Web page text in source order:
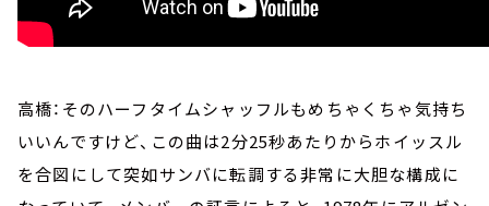
高橋：そのハーフタイムシャッフルもめちゃくちゃ気持ち
いいんですけど、この曲は2分25秒あたりからホイッスル
を合図にして突如サンバに転調する非常に大胆な構成に